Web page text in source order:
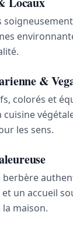
&
colorés et
les sens.
un accueil
maison.